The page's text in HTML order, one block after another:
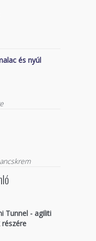
és nyúl
Tunnel - agiliti